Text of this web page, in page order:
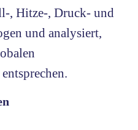
, Hitze-, Druck- und
und analysiert,